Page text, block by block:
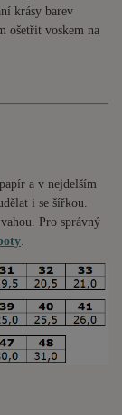
krásy barev
ošetřit voskem na
a v nejdelším
i se šířkou.
Pro správný